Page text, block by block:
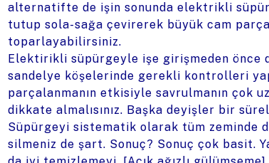
alternatifte de işin sonunda elektrikli
tutup sola-sağa çevirerek büyük cam
toparlayabilirsiniz.
Elektirikli süpürgeyle işe girişmeden önce
sandelye köşelerinde gerekli kontrolleri
parçalanmanın etkisiyle savrulmanın çok
dikkate almalısınız. Başka deyişler bir
Süpürgeyi sistematik olarak tüm zeminde
silmeniz de şart. Sonuç? Sonuç çok basit.